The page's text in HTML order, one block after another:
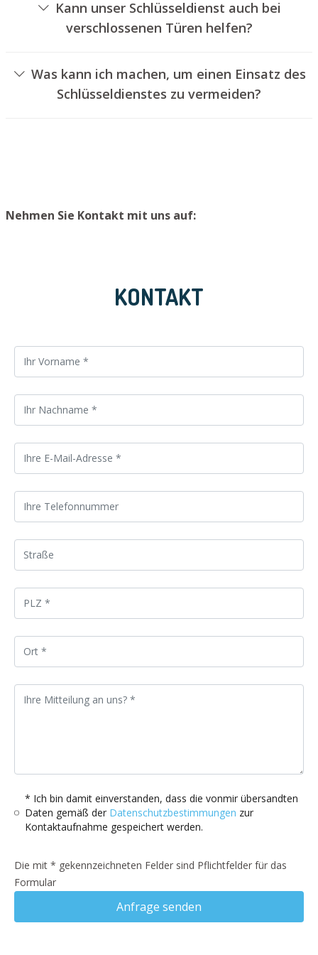
Kann unser Schlüsseldienst auch bei
verschlossenen Türen helfen?
entriegeln. Dies kann jedoch normalerweise nicht
erfolgen, ohne das Schloss aufzubohren. Wir bauen
Ihnen jedoch einen neuen Schließzylinder ein, sodass die
Was kann ich machen, um einen Einsatz des
Schlüsseldienstes zu vermeiden?
Nehmen Sie Kontakt mit uns auf:
KONTAKT
* Ich bin damit einverstanden, dass die vonmir übersandten
Daten gemäß der Datenschutzbestimmungen zur
Kontaktaufnahme gespeichert werden.
Die mit * gekennzeichneten Felder sind Pflichtfelder für das
Formular
Anfrage senden